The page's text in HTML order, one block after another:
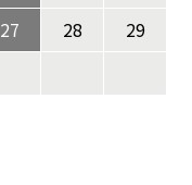
27 28
29